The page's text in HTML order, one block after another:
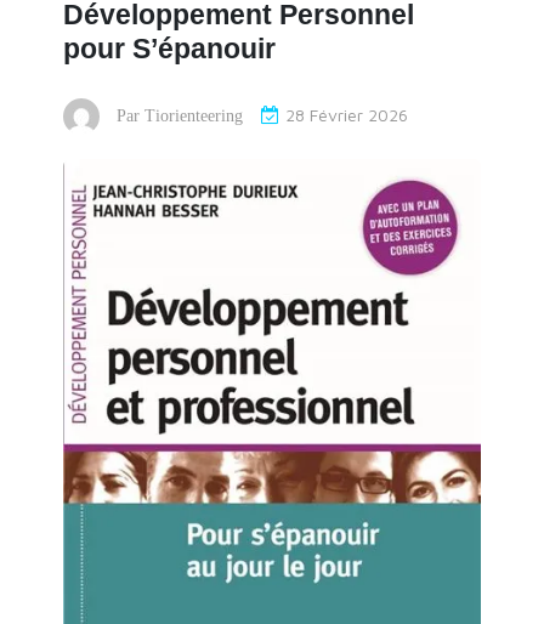
Développement Personnel
pour S’épanouir
Par Tiorienteering 28 Février 2026